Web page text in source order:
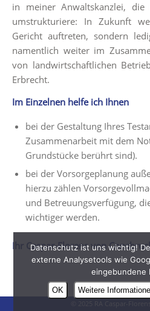
in meiner Anwaltskanzlei,
umstrukturiere: In Zukunft
Gericht auftreten, sondern
namentlich weiter im
von landwirtschaftlichen
Erbrecht.
Im Einzelnen helfe ich Ihnen
bei der Gestaltung Ihres
Zusammenarbeit mit dem
Grundstücke berührt sind).
bei der Vorsorgeplanung
hierzu zählen
und Betreuungsverfügung,
wichtiger werden.
Ihr Caspar-Florens von
© 2025 RA Caspar-
Datenschutz ist uns wichtig!
externe Analysetools wie
eingebundene
OK Weitere